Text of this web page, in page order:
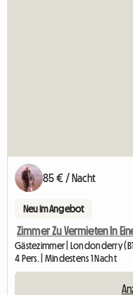
85 € / Nacht
Neu im Angebot
Gästezimmer | Londonderry
4 Pers. | Mindestens 1 Nacht